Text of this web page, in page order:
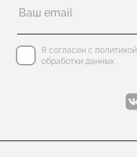
Я согласен с политикой
обработки данных